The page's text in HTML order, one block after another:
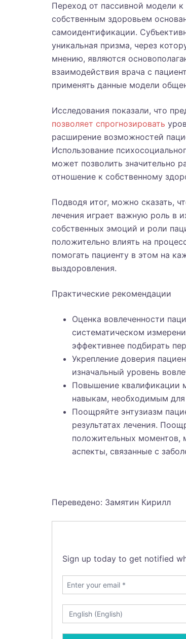
Переход от пассивной модели
собственным здоровьем
самоидентификации.
уникальная призма, через
мнению, являются
взаимодействия врача с
применять данные модели
Исследования показали, что
позволяет спрогнозировать
расширение возможностей
Использование
может позволить значительно
отношение к собственному
Подводя итог, можно сказать,
лечения играет важную роль в
собственных эмоций и роли
положительно влиять на
помогать пациенту в этом на
выздоровления.
Практические рекомендации
Оценка вовлеченности
систематическом
эффективнее подбирать
Укрепление доверия
изначальный уровень
Повышение квалификации
навыкам, необходимым
Поощряйте энтузиазм
результатах лечения.
положительных моментов,
аспекты, связанные с
Переведено: Замятин Кирилл
Sign up today to get notified